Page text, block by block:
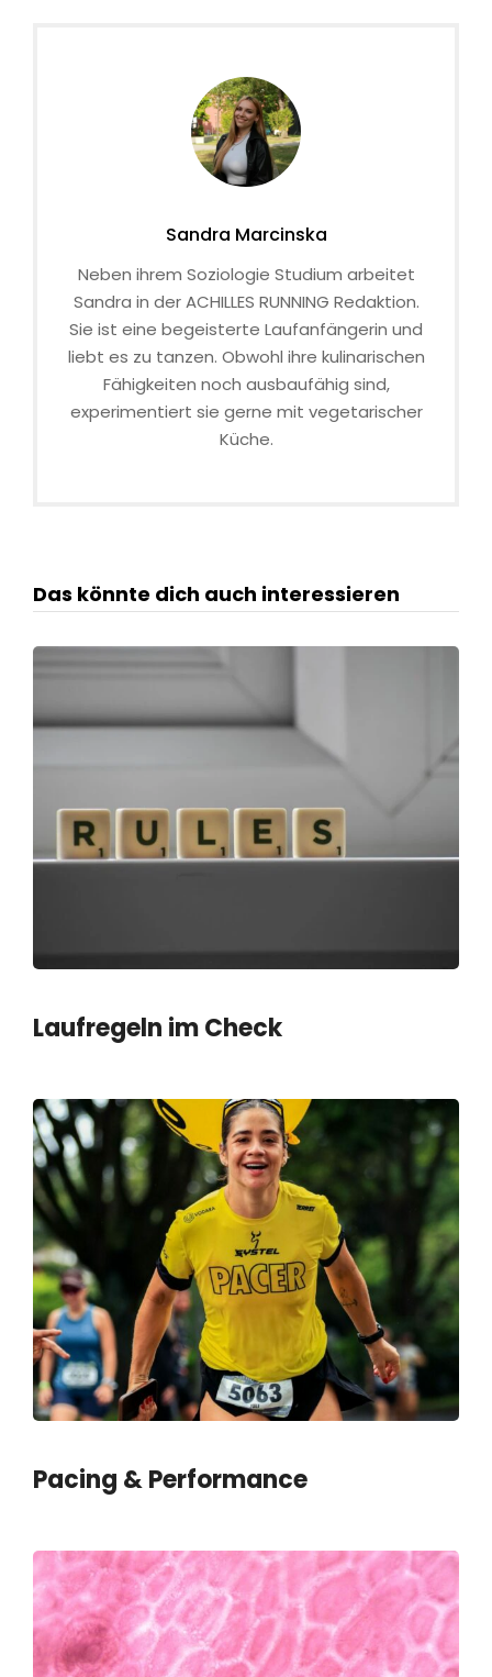
Sandra Marcinska
Neben ihrem Soziologie Studium arbeitet
Sandra in der ACHILLES RUNNING Redaktion.
Sie ist eine begeisterte Laufanfängerin und
liebt es zu tanzen. Obwohl ihre kulinarischen
Fähigkeiten noch ausbaufähig sind,
experimentiert sie gerne mit vegetarischer
Küche.
Das könnte dich auch interessieren
Laufregeln im Check
Pacing & Performance